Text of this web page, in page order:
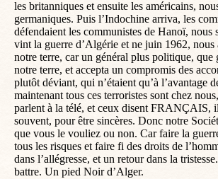
les britanniques et ensuite les américains,
germaniques. Puis l’Indochine arriva, les
défendaient les communistes de Hanoï, nous
vint la guerre d’Algérie et ne juin 1962, nous
notre terre, car un général plus politique, que
notre terre, et accepta un compromis des
plutôt déviant, qui n’étaient qu’à l’avantage
maintenant tous ces terroristes sont chez
parlent à la télé, et ceux disent FRANÇAIS,
souvent, pour être sincères. Donc notre
que vous le vouliez ou non. Car faire la
tous les risques et faire fi des droits de
dans l’allégresse, et un retour dans la
battre. Un pied Noir d’Alger.